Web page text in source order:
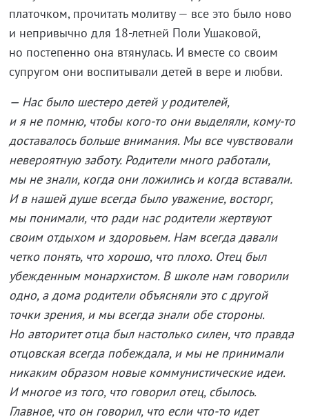
платочком, прочитать молитву — все это было ново
и непривычно для 18-летней Поли Ушаковой,
но постепенно она втянулась. И вместе со своим
супругом они воспитывали детей в вере и любви.
— Нас было шестеро детей у родителей,
и я не помню, чтобы кого-то они выделяли, кому-то
доставалось больше внимания. Мы все чувствовали
невероятную заботу. Родители много работали,
мы не знали, когда они ложились и когда вставали.
И в нашей душе всегда было уважение, восторг,
мы понимали, что ради нас родители жертвуют
своим отдыхом и здоровьем. Нам всегда давали
четко понять, что хорошо, что плохо. Отец был
убежденным монархистом. В школе нам говорили
одно, а дома родители объясняли это с другой
точки зрения, и мы всегда знали обе стороны.
Но авторитет отца был настолько силен, что правда
отцовская всегда побеждала, и мы не принимали
никаким образом новые коммунистические идеи.
И многое из того, что говорил отец, сбылось.
Главное, что он говорил, что если что-то идет